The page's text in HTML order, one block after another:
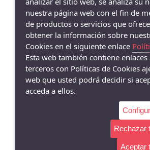
- PASEO ERETA 3, TAFALLA - 31300 (Navarra)
948755068
nuestra página web con el fin de
de productos o servicios que
obtener la información sobre
Cookies en el siguiente enlace
Esta web también contiene
terceros con Políticas de Cookies
web que usted podrá decidir si
acceda a ellos.
Rechazar
Aceptar